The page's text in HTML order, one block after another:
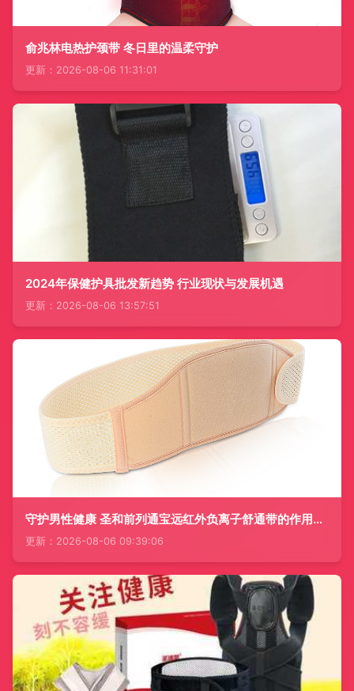
俞兆林电热护颈带 冬日里的温柔守护
更新：2026-08-06 11:31:01
2024年保健护具批发新趋势 行业现状与发展机遇
更新：2026-08-06 13:57:51
守护男性健康 圣和前列通宝远红外负离子舒通带的作用解析
更新：2026-08-06 09:39:06